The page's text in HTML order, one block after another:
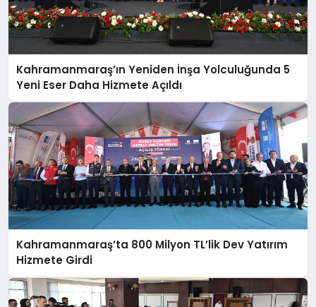
Kahramanmaraş’ın Yeniden İnşa Yolculuğunda 5
Yeni Eser Daha Hizmete Açıldı
Kahramanmaraş’ta 800 Milyon TL’lik Dev Yatırım
Hizmete Girdi